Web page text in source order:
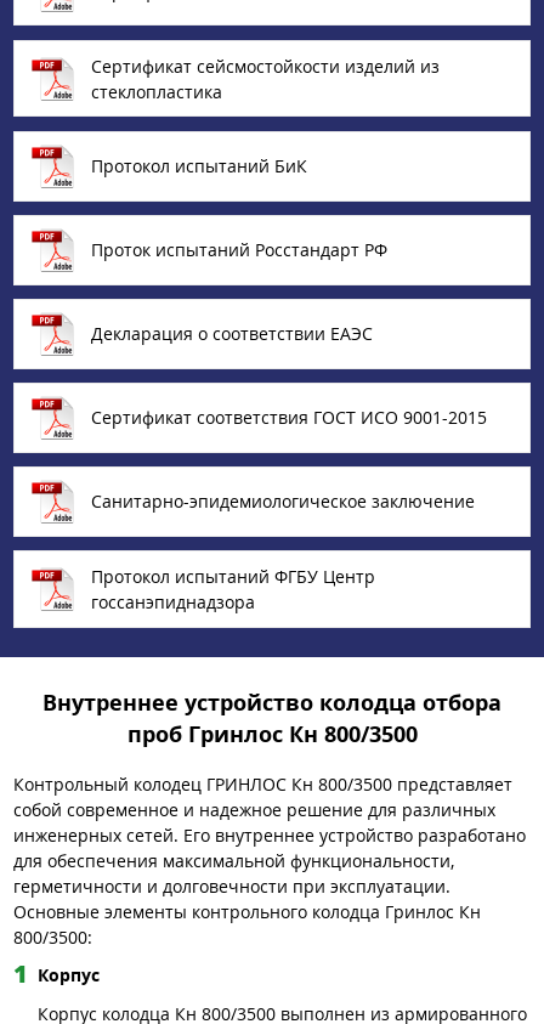
Сертификат сейсмостойкости изделий из
стеклопластика
Протокол испытаний БиК
Проток испытаний Росстандарт РФ
Декларация о соответствии ЕАЭС
Сертификат соответствия ГОСТ ИСО 9001-2015
Санитарно-эпидемиологическое заключение
Протокол испытаний ФГБУ Центр
госсанэпиднадзора
Внутреннее устройство колодца отбора
проб Гринлос Кн 800/3500
Контрольный колодец ГРИНЛОС Кн 800/3500 представляет
собой современное и надежное решение для различных
инженерных сетей. Его внутреннее устройство разработано
для обеспечения максимальной функциональности,
герметичности и долговечности при эксплуатации.
Основные элементы контрольного колодца Гринлос Кн
800/3500:
Корпус
Корпус колодца Кн 800/3500 выполнен из армированного